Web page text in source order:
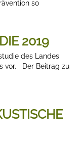
so
2019
des Landes
vor. Der Beitrag zu